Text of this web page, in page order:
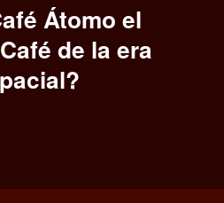
Átomo el
de la era